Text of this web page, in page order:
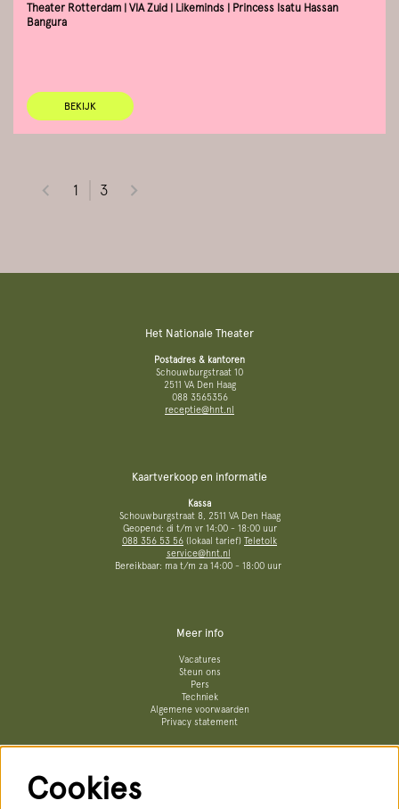
Theater Rotterdam | VIA Zuid | Likeminds | Princess Isatu Hassan
Bangura
BEKIJK
1 3
Het Nationale Theater
Postadres & kantoren
Schouwburgstraat 10
2511 VA Den Haag
088 3565356
receptie@hnt.nl
Kaartverkoop en informatie
Kassa
Schouwburgstraat 8, 2511 VA Den Haag
Geopend: di t/m vr 14:00 - 18:00 uur
088 356 53 56 (lokaal tarief) Teletolk
service@hnt.nl
Bereikbaar: ma t/m za 14:00 - 18:00 uur
Meer info
Vacatures
Steun ons
Pers
Techniek
Algemene voorwaarden
Privacy statement
Cookies